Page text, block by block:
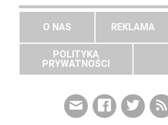
O NAS REKLAMA
POLITYKA
PRYWATNOŚCI